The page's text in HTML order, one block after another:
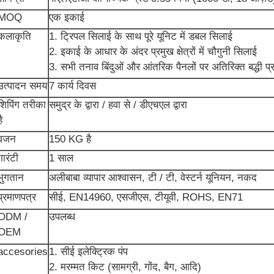
एक इकाई
1. ट्रिपल सिलाई के साथ पूरे यूनिट में डबल सिलाई
2. इकाई के आधार के अंदर प्रमुख क्षेत्रों में चौगुनी सिलाई
3. सभी तनाव बिंदुओं और आंतरिक पैनलों पर अतिरिक्त बद्धी
समय7 कार्य दिवस
तरीका समुद्र के द्वारा / हवा से / डीएचएल द्वारा
150 KG है
1 साल
अलीबाबा व्यापार आश्वासन, टी / टी, वेस्टर्न यूनियन, नकद
सीई, EN14960, एसजीएस, टीयूवी, ROHS, EN71
/
उपलब्ध
1. सीई इलेक्ट्रिक पंप
2. मरम्मत किट (सामग्री, गोंद, बैग, आदि)